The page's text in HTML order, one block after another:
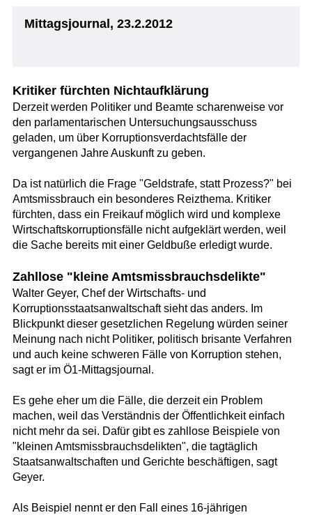
Mittagsjournal, 23.2.2012
Kritiker fürchten Nichtaufklärung
Derzeit werden Politiker und Beamte scharenweise vor
den parlamentarischen Untersuchungsausschuss
geladen, um über Korruptionsverdachtsfälle der
vergangenen Jahre Auskunft zu geben.
Da ist natürlich die Frage "Geldstrafe, statt Prozess?" bei
Amtsmissbrauch ein besonderes Reizthema. Kritiker
fürchten, dass ein Freikauf möglich wird und komplexe
Wirtschaftskorruptionsfälle nicht aufgeklärt werden, weil
die Sache bereits mit einer Geldbuße erledigt wurde.
Zahllose "kleine Amtsmissbrauchsdelikte"
Walter Geyer, Chef der Wirtschafts- und
Korruptionsstaatsanwaltschaft sieht das anders. Im
Blickpunkt dieser gesetzlichen Regelung würden seiner
Meinung nach nicht Politiker, politisch brisante Verfahren
und auch keine schweren Fälle von Korruption stehen,
sagt er im Ö1-Mittagsjournal.
Es gehe eher um die Fälle, die derzeit ein Problem
machen, weil das Verständnis der Öffentlichkeit einfach
nicht mehr da sei. Dafür gibt es zahllose Beispiele von
"kleinen Amtsmissbrauchsdelikten", die tagtäglich
Staatsanwaltschaften und Gerichte beschäftigen, sagt
Geyer.
Als Beispiel nennt er den Fall eines 16-jährigen